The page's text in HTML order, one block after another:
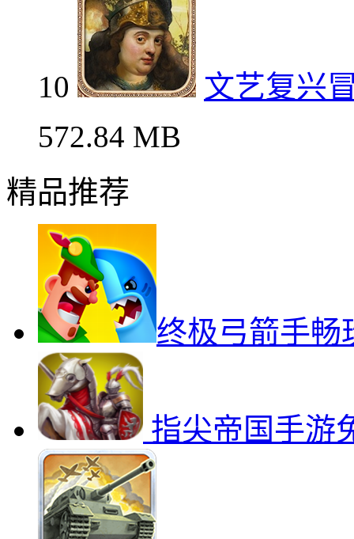
10
文艺复兴
572.84 MB
精品推荐
终极弓箭手畅
指尖帝国手游